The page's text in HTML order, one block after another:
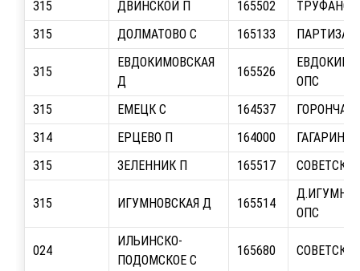
315 ДВИНСКОЙ П 165502
315
ДОЛМАТОВО С 165133
315
ЕВДОКИМОВСКАЯ
Д
165526
ОПС
315
ЕМЕЦК С 164537
314
ЕРЦЕВО П 164000
ГАГАРИНА,
315
ЗЕЛЕННИК П 165517
315 ИГУМНОВСКАЯ Д 165514
ОПС
024
ИЛЬИНСКО-
ПОДОМСКОЕ С
165680 СОВЕТСКАЯ